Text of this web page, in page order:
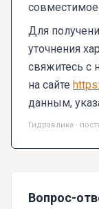
Для
уточнения
свяжитесь с
на сайте
данным,
Гидравлика ·
Вопрос-